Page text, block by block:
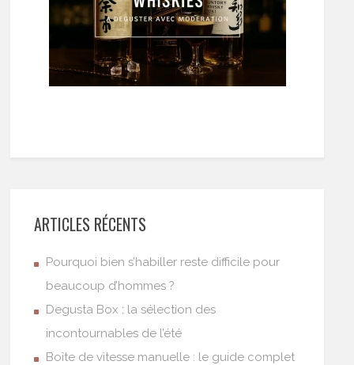
ARTICLES RÉCENTS
Pourquoi bien s’habiller reste difficile pour
beaucoup d’hommes ?
Degusta Box : la sélection des
incontournables de l’été
Boîte de vitesse manuelle : le guide complet